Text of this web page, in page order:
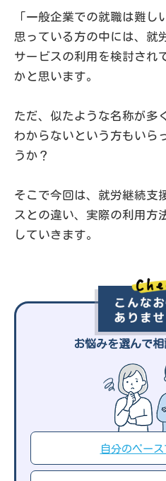
「一般企業での就職は難し
思っている方の中には、就
サービスの利用を検討され
かと思います。
ただ、似たような名称が多
わからないという方もいら
うか？
そこで今回は、就労継続支
スとの違い、実際の利用方
していきます。
お悩みを選んで相
自分のペース